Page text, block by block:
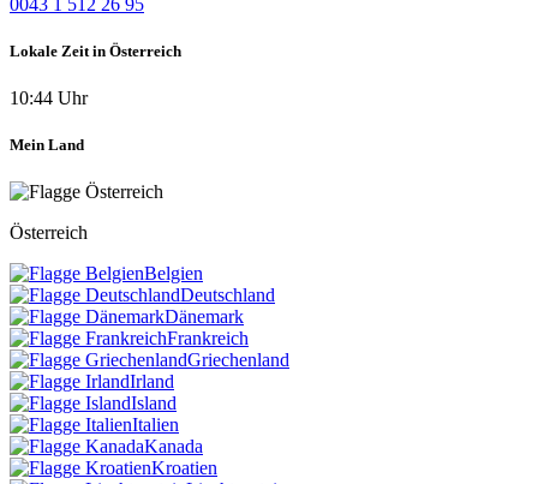
Lokale Zeit in Österreich
10:44 Uhr
Mein Land
Österreich
Belgien
Deutschland
Dänemark
Frankreich
Griechenland
Irland
Island
Italien
Kanada
Kroatien